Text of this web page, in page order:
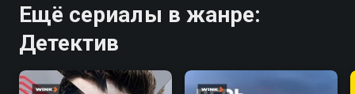
Ещё сериалы в жанре:
Детектив